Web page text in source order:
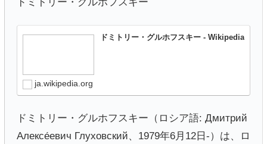
ドミトリー・グルホフスキー - Wikipedia
ja.wikipedia.org
ドミトリー・グルホフスキー（ロシア語: Дмитрий
Алексе́евич Глуховский、1979年6月12日-）は、ロ